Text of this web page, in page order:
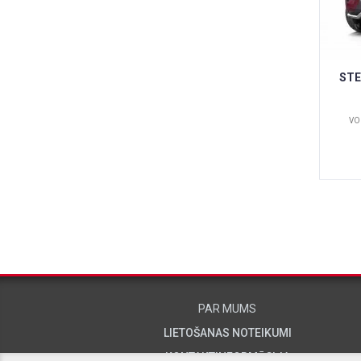
PAR MUMS
LIETOŠANAS NOTEIKUMI
KONTAKTINFORMĀCIJA